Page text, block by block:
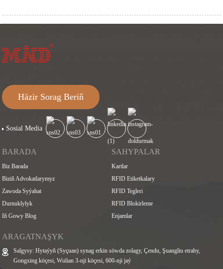
Häzir Sorag Beriň
Sosial Media
BARADA
Biz Barada
Biziň Advokatlarymyz
Zawoda Syýahat
Durnuklylyk
Iň Gowy Blog
SAHYPALAR
Kartlar
RFID Etiketkalary
RFID Tegleri
RFID Blokirleme
Enjamlar
ARAGATNAŞYK
Salgysy: Hytaýyň (Syçuan) synag erkin söwda zolagy, Çendu, Şuangliu etraby,
Gongxing köçesi, Wulian 3-nji köçesi, 600-nji jaý